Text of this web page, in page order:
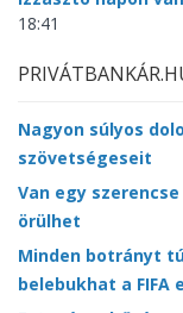
18:41
Nagyon súlyos
szövetségeseit
Van egy
örülhet
Minden botrányt
belebukhat a FIFA